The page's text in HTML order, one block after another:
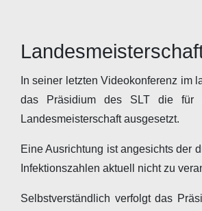
In seiner letzten Videokonferenz im
das Präsidium des SLT die für
Landesmeisterschaft ausgesetzt.
Eine Ausrichtung ist angesichts der
Infektionszahlen aktuell nicht zu
Selbstverständlich verfolgt das